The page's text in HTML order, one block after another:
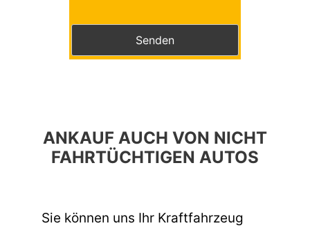
Bitte lasse dieses Feld leer.
ANKAUF AUCH VON NICHT
FAHRTÜCHTIGEN AUTOS
Sie können uns Ihr Kraftfahrzeug